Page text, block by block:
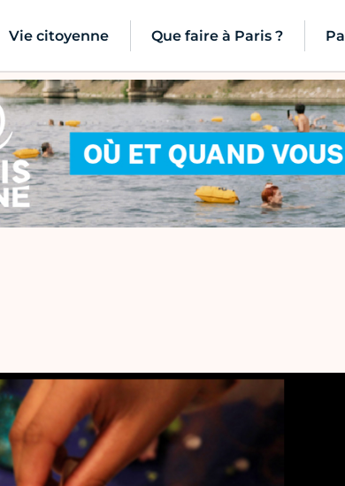
Vie citoyenne Que faire à Paris ?